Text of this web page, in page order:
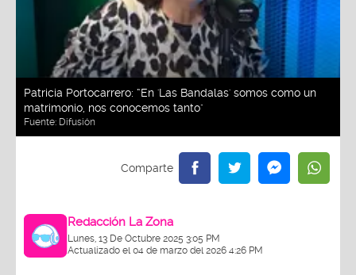
Patricia Portocarrero: “En 'Las Bandalas' somos como un
matrimonio, nos conocemos tanto"
Fuente: Difusión
Redacción La Zona
Lunes, 13 De Octubre 2025 3:05 PM
Actualizado el 04 de marzo del 2026 4:26 PM